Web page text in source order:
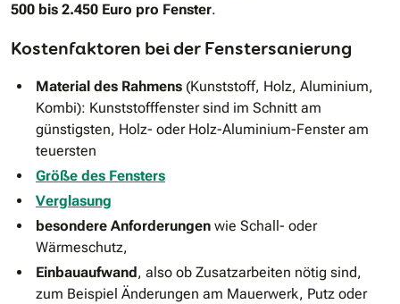
500 bis 2.450 Euro pro Fenster.
Kostenfaktoren bei der Fenstersanierung
Material des Rahmens (Kunststoff, Holz, Aluminium,
Kombi): Kunststofffenster sind im Schnitt am
günstigsten, Holz- oder Holz-Aluminium-Fenster am
teuersten
Größe des Fensters
Verglasung
besondere Anforderungen wie Schall- oder
Wärmeschutz,
Einbauaufwand , also ob Zusatzarbeiten nötig sind,
zum Beispiel Änderungen am Mauerwerk, Putz oder